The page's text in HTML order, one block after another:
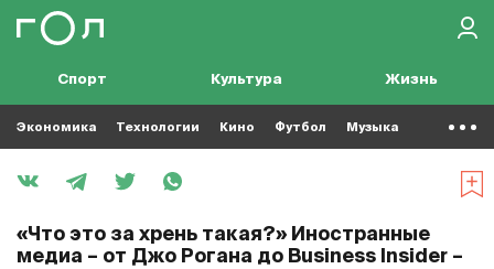
Спорт Культура Жизнь
Экономика Технологии Кино Футбол Музыка
«Что это за хрень такая?» Иностранные
медиа – от Джо Рогана до Business Insider –